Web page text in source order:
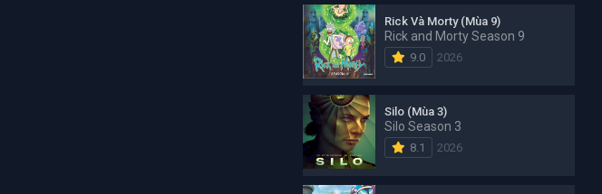
Rick Và Morty (Mùa 9)
Rick and Morty Season 9
9.0 2026
Silo (Mùa 3)
Silo Season 3
8.1 2026